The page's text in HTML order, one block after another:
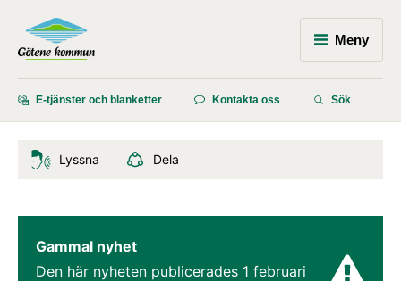
Meny
E-tjänster och blanketter Kontakta oss Sök
Lyssna Dela
Gammal nyhet
Den här nyheten publicerades 1 februari